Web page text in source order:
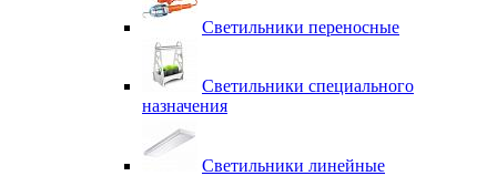
Светильники переносные
Светильники специального
назначения
Светильники линейные